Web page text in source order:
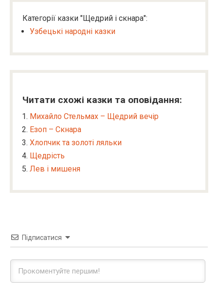
Категорії казки "Щедрий і скнара":
Узбецькі народні казки
Читати схожі казки та оповідання:
Михайло Стельмах – Щедрий вечір
Езоп – Скнара
Хлопчик та золоті ляльки
Щедрість
Лев і мишеня
Підписатися